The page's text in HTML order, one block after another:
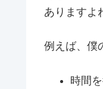
ありますよ
例えば、僕
時間